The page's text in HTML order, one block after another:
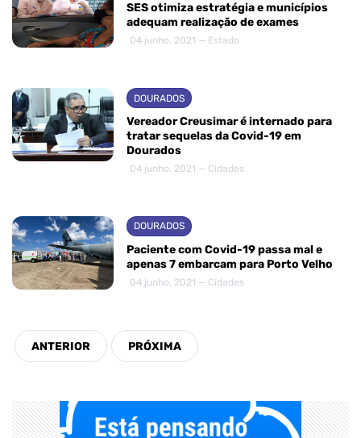
SES otimiza estratégia e municípios
adequam realização de exames
04 junho, 2021 — Estado
DOURADOS
Vereador Creusimar é internado para
tratar sequelas da Covid-19 em
Dourados
04 junho, 2021 — Cidades
DOURADOS
Paciente com Covid-19 passa mal e
apenas 7 embarcam para Porto Velho
04 junho, 2021 — Cidades